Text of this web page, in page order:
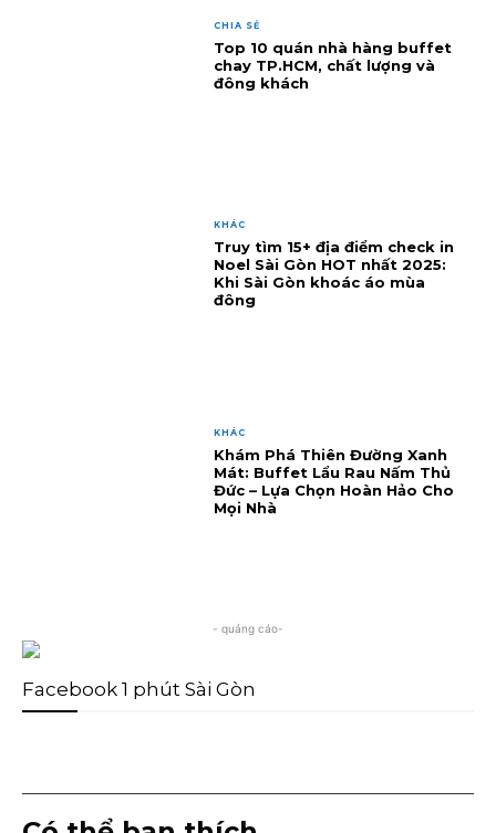
CHIA SẺ
Top 10 quán nhà hàng buffet
chay TP.HCM, chất lượng và
đông khách
KHÁC
Truy tìm 15+ địa điểm check in
Noel Sài Gòn HOT nhất 2025:
Khi Sài Gòn khoác áo mùa
đông
KHÁC
Khám Phá Thiên Đường Xanh
Mát: Buffet Lẩu Rau Nấm Thủ
Đức – Lựa Chọn Hoàn Hảo Cho
Mọi Nhà
- quảng cáo-
Facebook 1 phút Sài Gòn